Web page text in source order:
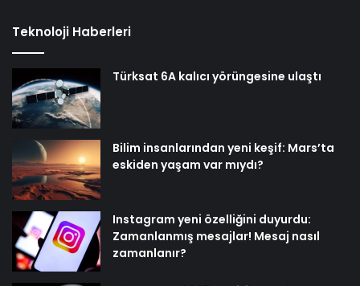
Teknoloji Haberleri
Türksat 6A kalıcı yörüngesine ulaştı
Bilim insanlarından yeni keşif: Mars’ta
eskiden yaşam var mıydı?
Instagram yeni özelliğini duyurdu:
Zamanlanmış mesajlar! Mesaj nasıl
zamanlanır?